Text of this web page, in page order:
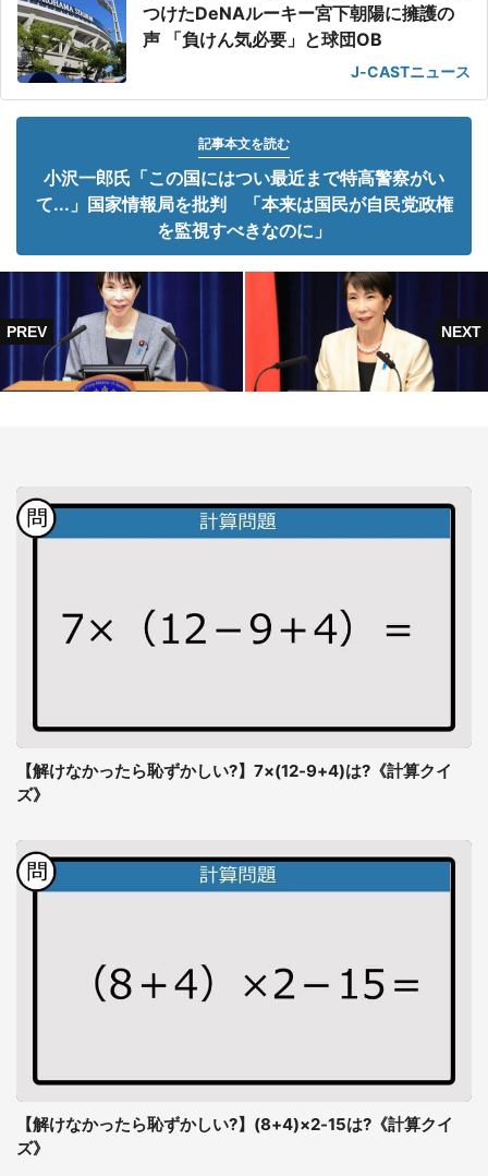
つけたDeNAルーキー宮下朝陽に擁護の
声 「負けん気必要」と球団OB
J-CASTニュース
記事本文を読む
小沢一郎氏「この国にはつい最近まで特高警察がい
て...」国家情報局を批判 「本来は国民が自民党政権
を監視すべきなのに」
【解けなかったら恥ずかしい?】7×(12-9+4)は?《計算クイ
ズ》
【解けなかったら恥ずかしい?】(8+4)×2-15は?《計算クイ
ズ》